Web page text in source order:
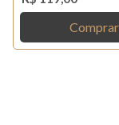
Comprar